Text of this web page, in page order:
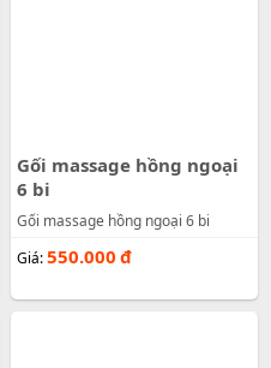
Gối massage hồng ngoại
6 bi
Gối massage hồng ngoại 6 bi
Giá:550.000 đ